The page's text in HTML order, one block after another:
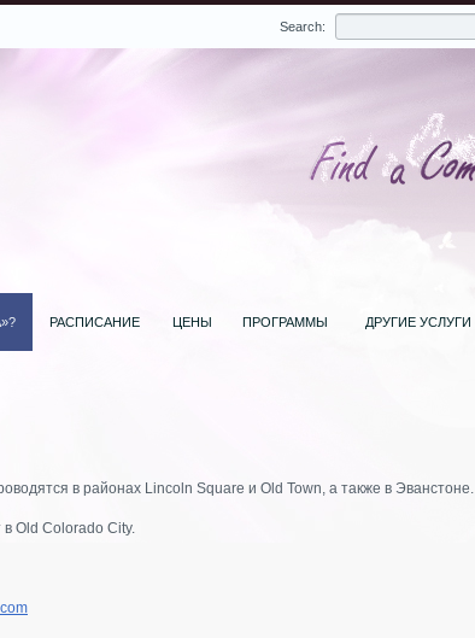
Search:
РАСПИСАНИЕ ЦЕНЫ ПРОГРАММЫ ДРУГИЕ УСЛУГИ
в районах Lincoln Square и Old Town, а также в Эванстоне.
Old Colorado City.